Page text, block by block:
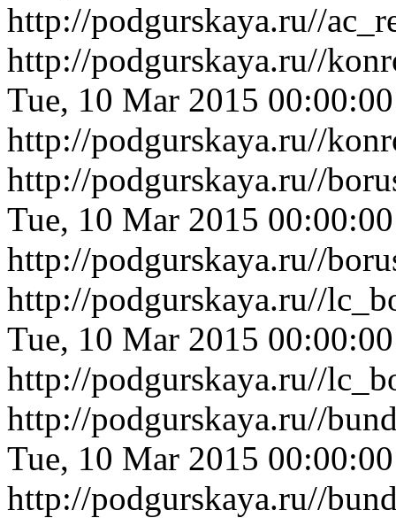
http://podgurskaya.ru//
http://podgurskaya.ru//
Tue, 10 Mar 2015
http://podgurskaya.ru//
http://podgurskaya.ru//
Tue, 10 Mar 2015
http://podgurskaya.ru//
http://podgurskaya.ru//
Tue, 10 Mar 2015
http://podgurskaya.ru//
http://podgurskaya.ru//
Tue, 10 Mar 2015
http://podgurskaya.ru//